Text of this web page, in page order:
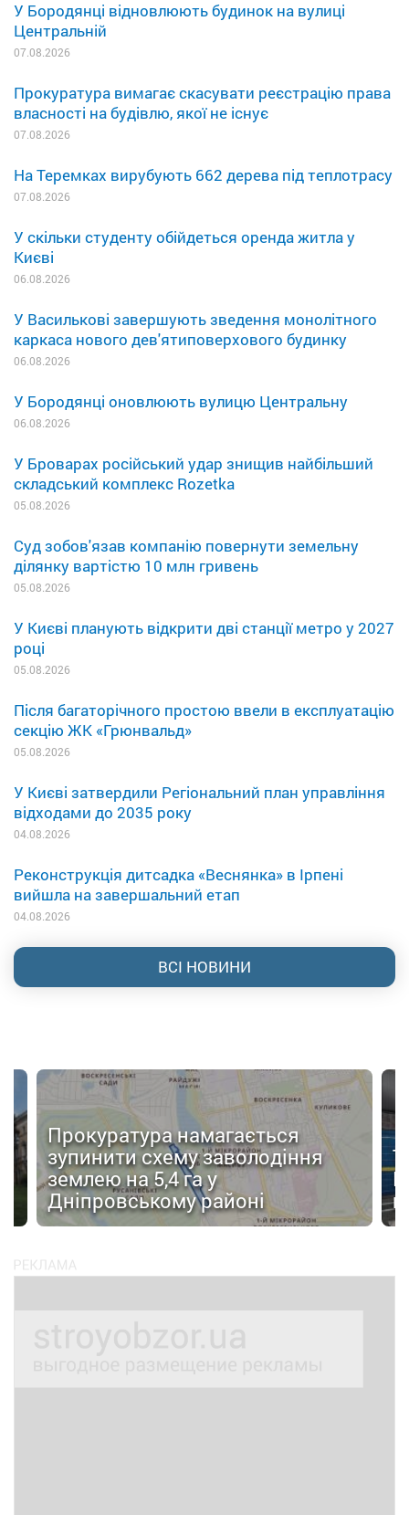
У Бородянці відновлюють будинок на вулиці
Центральній
07.08.2026
Прокуратура вимагає скасувати реєстрацію права
власності на будівлю, якої не існує
07.08.2026
На Теремках вирубують 662 дерева під теплотрасу
07.08.2026
У скільки студенту обійдеться оренда житла у
Києві
06.08.2026
У Василькові завершують зведення монолітного
каркаса нового дев'ятиповерхового будинку
06.08.2026
У Бородянці оновлюють вулицю Центральну
06.08.2026
У Броварах російський удар знищив найбільший
складський комплекс Rozetka
05.08.2026
Суд зобов'язав компанію повернути земельну
ділянку вартістю 10 млн гривень
05.08.2026
У Києві планують відкрити дві станції метро у 2027
році
05.08.2026
Після багаторічного простою ввели в експлуатацію
секцію ЖК «Грюнвальд»
05.08.2026
У Києві затвердили Регіональний план управління
відходами до 2035 року
04.08.2026
Реконструкція дитсадка «Веснянка» в Ірпені
вийшла на завершальний етап
04.08.2026
ВСІ НОВИНИ
Прокуратура намагається
зупинити схему заволодіння
землею на 5,4 га у
Дніпровському районі